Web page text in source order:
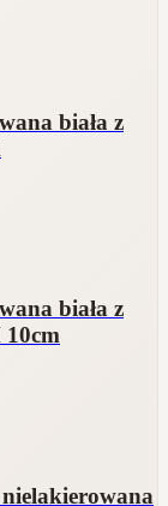
biała z
biała z